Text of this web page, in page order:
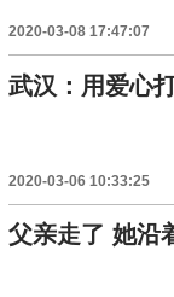
2020-03-08 17:47:07
武汉：用爱心
2020-03-06 10:33:25
父亲走了 她沿